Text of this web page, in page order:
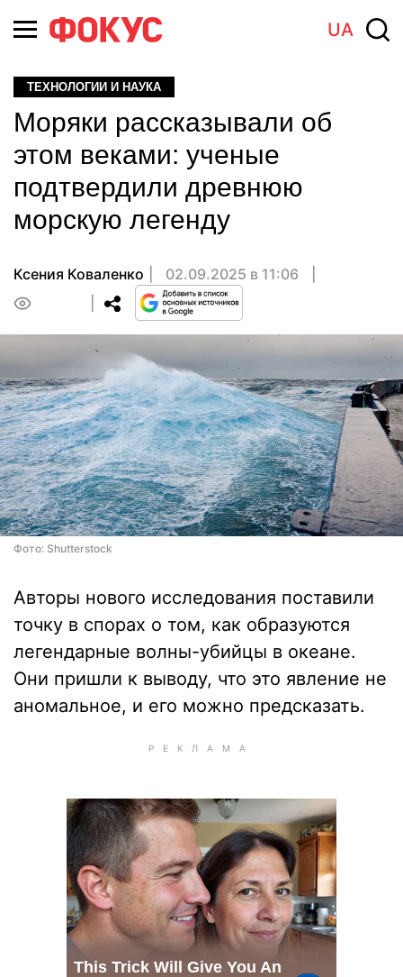
UA
ТЕХНОЛОГИИ И НАУКА
Моряки рассказывали об
этом веками: ученые
подтвердили древнюю
морскую легенду
Ксения Коваленко
02.09.2025 в 11:06
Фото: Shutterstock
Авторы нового исследования поставили
точку в спорах о том, как образуются
легендарные волны-убийцы в океане.
Они пришли к выводу, что это явление не
аномальное, и его можно предсказать.